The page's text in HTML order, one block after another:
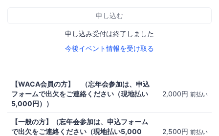
申し込む
申し込み受付は終了しました
今後イベント情報を受け取る
【WACA会員の方】 （忘年会参加は、申込
フォームで出欠をご連絡ください（現地払い
5,000円））
2,000円 前払い
【一般の方】（忘年会参加は、申込フォーム
で出欠をご連絡ください（現地払い5,000
2,500円 前払い